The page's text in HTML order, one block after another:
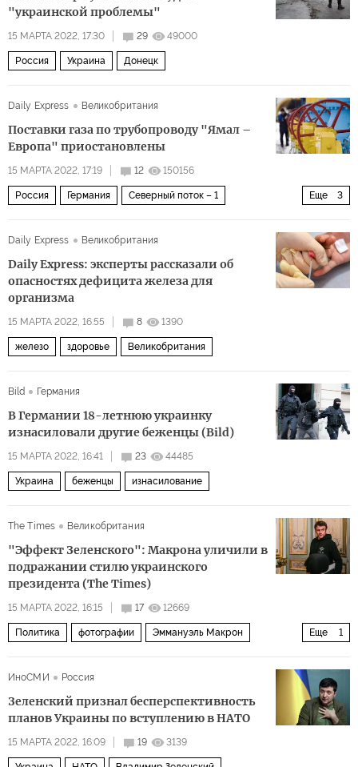
"украинской проблемы"
15 МАРТА 2022, 17:30 29 49000
Россия Украина Донецк
Daily Express Великобритания
Поставки газа по трубопроводу "Ямал –
Европа" приостановлены
15 МАРТА 2022, 17:19 12 150156
Еще 3
Россия Германия Северный поток – 1
Daily Express
Великобритания
Daily Express: эксперты рассказали об
опасностях дефицита железа для
организма
15 МАРТА 2022, 16:55 8 1390
железо здоровье Великобритания
Bild Германия
В Германии 18-летнюю украинку
изнасиловали другие беженцы (Bild)
15 МАРТА 2022, 16:41 23 44485
Украина беженцы изнасилование
The Times Великобритания
"Эффект Зеленского": Макрона уличили в
подражании стилю украинского
президента (The Times)
15 МАРТА 2022, 16:15 17 12669
Еще 1
Политика фотографии Эммануэль Макрон
ИноСМИ
Россия
Зеленский признал бесперспективность
планов Украины по вступлению в НАТО
15 МАРТА 2022, 16:09 19 3139